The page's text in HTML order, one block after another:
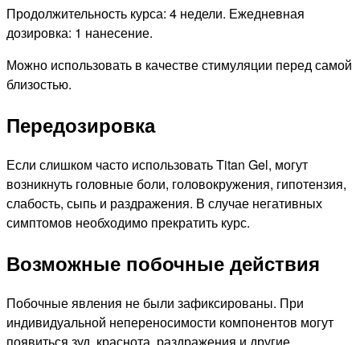
Продолжительность курса: 4 недели. Ежедневная
дозировка: 1 нанесение.
Можно использовать в качестве стимуляции перед самой
близостью.
Передозировка
Если слишком часто использовать Titan Gel, могут
возникнуть головные боли, головокружения, гипотензия,
слабость, сыпь и раздражения. В случае негативных
симптомов необходимо прекратить курс.
Возможные побочные действия
Побочные явления не были зафиксированы. При
индивидуальной непереносимости компонентов могут
появиться зуд, краснота, раздражения и другие